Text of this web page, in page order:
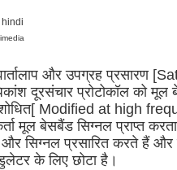
और उपग्रह प्रसारण
दूरसंचार प्रोटोकॉल को
Modified at high
मूल बेसबैंड सिग्नल प्राप्त
सिग्नल प्रसारित करते हैं और
के लिए छोटा है।